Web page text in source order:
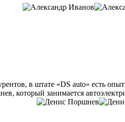
в штате «DS auto» есть
который занимается